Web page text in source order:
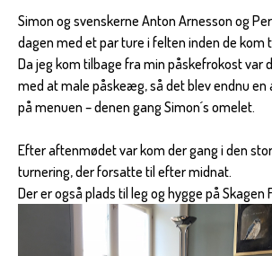
Simon og svenskerne Anton Arnesson og
dagen med et par ture i felten inden de kom
Da jeg kom tilbage fra min påskefrokost
med at male påskeæg, så det blev endnu
på menuen – denen gang Simon´s omelet.
Efter aftenmødet var kom der gang i den
turnering, der forsatte til efter midnat.
Der er også plads til leg og hygge på Skagen